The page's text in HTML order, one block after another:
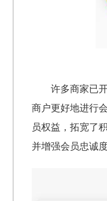
许多商家已
商户更好地进行
员权益，拓宽了
并增强会员忠诚度